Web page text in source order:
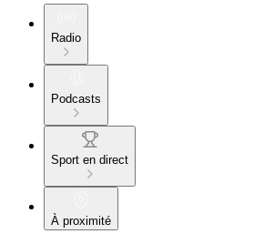
Radio
Podcasts
Sport en direct
À proximité